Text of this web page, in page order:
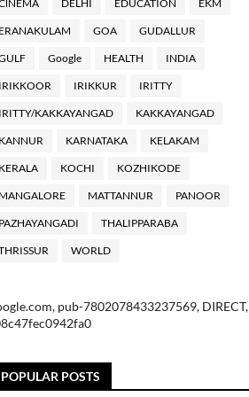
DELHI EDUCATION EKM
GOA GUDALLUR
Google HEALTH INDIA
IRIKKUR IRITTY
KAKKAYANGAD KAKKAYANGAD
KARNATAKA KELAKAM
KOCHI KOZHIKODE
MATTANNUR PANOOR
THALIPPARABA
WORLD
pub-7802078433237569, DIRECT,
POPULAR POSTS